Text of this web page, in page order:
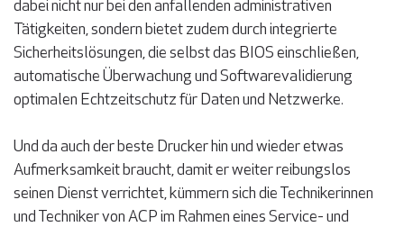
dabei nicht nur bei den anfallenden administrativen
Tätigkeiten, sondern bietet zudem durch integrierte
Sicherheitslösungen, die selbst das BIOS einschließen,
automatische Überwachung und Softwarevalidierung
optimalen Echtzeitschutz für Daten und Netzwerke.
Und da auch der beste Drucker hin und wieder etwas
Aufmerksamkeit braucht, damit er weiter reibungslos
seinen Dienst verrichtet, kümmern sich die Technikerinnen
und Techniker von ACP im Rahmen eines Service- und